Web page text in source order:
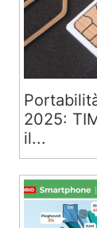
2025:
il...